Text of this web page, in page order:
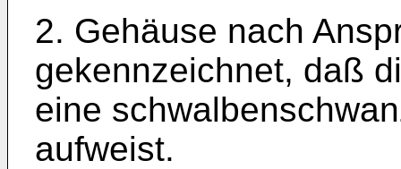
2. Gehäuse nach
gekennzeichnet, daß
eine
aufweist.